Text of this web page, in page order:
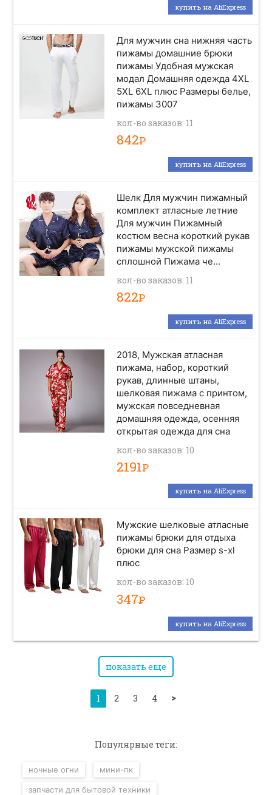
купить на AliExpress
Для мужчин сна нижняя часть
пижамы домашние брюки
пижамы Удобная мужская
модал Домашняя одежда 4XL
5XL 6XL плюс Размеры белье,
пижамы 3007
кол-во заказов: 11
842Р
купить на AliExpress
Шелк Для мужчин пижамный
комплект атласные летние
Для мужчин Пижамный
костюм весна короткий рукав
пижамы мужской пижамы
сплошной Пижама че...
кол-во заказов: 11
822Р
купить на AliExpress
2018, Мужская атласная
пижама, набор, короткий
рукав, длинные штаны,
шелковая пижама с принтом,
мужская повседневная
домашняя одежда, осенняя
открытая одежда для сна
кол-во заказов: 10
2191Р
купить на AliExpress
Мужские шелковые атласные
пижамы брюки для отдыха
брюки для сна Размер s-xl
плюс
кол-во заказов: 10
347Р
купить на AliExpress
показать еще
1 2 3 4 >
Популярные теги:
ночные огни мини-пк
запчасти для бытовой техники